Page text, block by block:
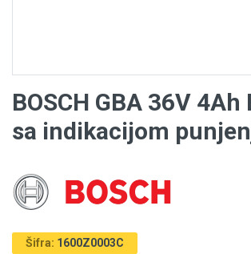
BOSCH GBA 36V
sa indikacijom
Šifra: 1600Z0003C